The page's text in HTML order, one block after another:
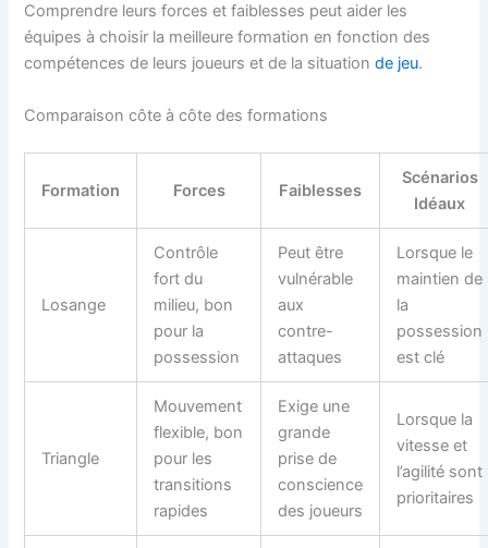
Comprendre leurs forces et faiblesses peut aider les
équipes à choisir la meilleure formation en fonction des
compétences de leurs joueurs et de la situationde jeu.
Comparaison côte à côte des formations
Formation Forces Faiblesses
Scénarios
Idéaux
Losange
Contrôle
fort du
milieu, bon
pour la
possession
Peut être
vulnérable
aux
contre-
attaques
Lorsque le
maintien de
la
possession
est clé
Triangle
Mouvement
flexible, bon
pour les
transitions
rapides
Exige une
grande
prise de
conscience
des joueurs
Lorsque la
vitesse et
l’agilité sont
prioritaires